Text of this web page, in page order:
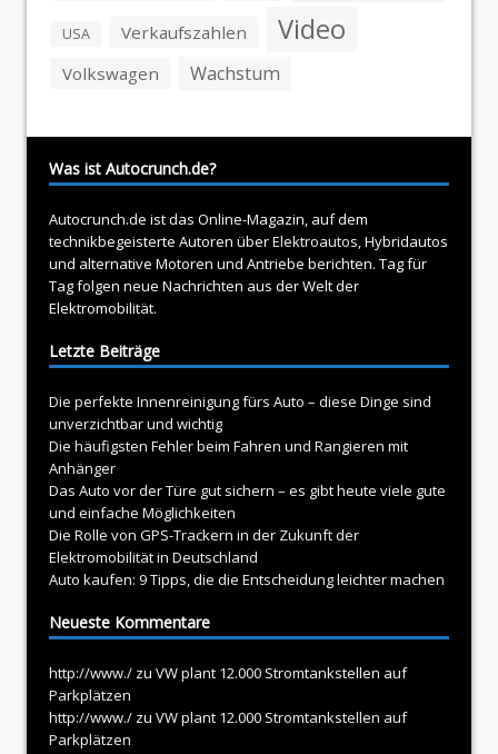
USA Verkaufszahlen Video
Volkswagen Wachstum
Was ist Autocrunch.de?
Autocrunch.de ist das Online-Magazin, auf dem
technikbegeisterte Autoren überElektroautos, Hybridautos
und alternative Motoren und Antriebe berichten. Tag für
Tag folgen neue Nachrichten aus der Welt der
Elektromobilität.
Letzte Beiträge
Die perfekte Innenreinigung fürs Auto – diese Dinge sind
unverzichtbar und wichtig
Die häufigsten Fehler beim Fahren und Rangieren mit
Anhänger
Das Auto vor der Türe gut sichern – es gibt heute viele gute
und einfache Möglichkeiten
Die Rolle von GPS-Trackern in der Zukunft der
Elektromobilität in Deutschland
Auto kaufen: 9 Tipps, die die Entscheidung leichter machen
Neueste Kommentare
http://www./ zu VW plant 12.000 Stromtankstellen auf
Parkplätzen
http://www./ zu VW plant 12.000 Stromtankstellen auf
Parkplätzen